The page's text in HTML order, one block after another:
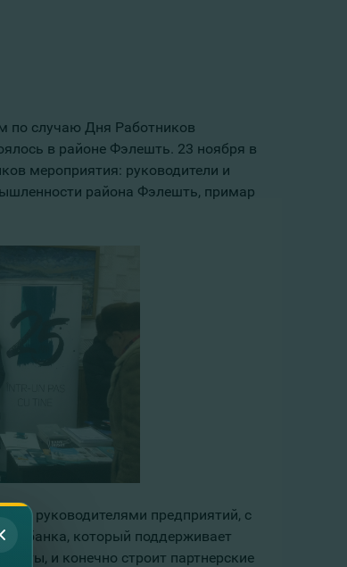
по случаю Дня Работников
в районе Фэлешть. 23 ноября в
мероприятия: руководители и
района Фэлешть, примар
с руководителями предприятий, с
банка, который поддерживает
и конечно строит партнерские